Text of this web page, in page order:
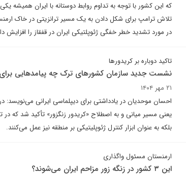
که این کشور با توجه به تداوم روابط دوستانه با ایران همیشه
تلاش ترامپ برای شکل دادن به یک مسیر ترانزیتی در خاک
در مورد تشدید خطر خفگی ژئوپلتیکی ایران در قفقاز را افزایش
تاکید دوباره بر کریدورها
نشست جدید سازمان کشورهای ترک چه پیامدهایی برای
۲۱ مهر ۱۴۰۴
احسان موحدیان در یادداشتی برای دیپلماسی ایرانی می‌نویسد:
یعنی مسیر میانی و به اصطلاح «کریدور زنگزور» تأکید شد که در
بلکه به عنوان ابزار کنترل ژئوپلیتیکی بر منطقه نیز عمل می‌کنند.
ارمنستان مسئول واگذاری
این ۳ کشور در زنگه زور مزاحم ایران می‌شوند؟